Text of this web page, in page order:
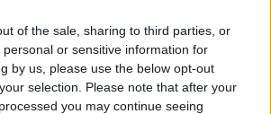
of the sale, sharing to third parties, or
or sensitive information for
by us, please use the below opt-out
selection. Please note that after your
you may continue seeing
για την κορυφή του
Φούριας ρόχας για την ίδια
στο τουρνουά.